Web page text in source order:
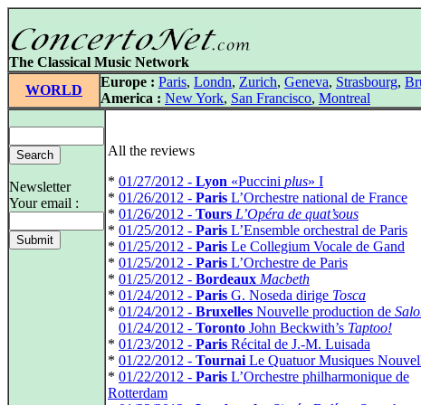
The Classical Music Network
WORLD
Europe : Paris, Londn, Zurich, Geneva, Strasbourg,
America : New York, San Francisco, Montreal
Newsletter
Your email :
All the reviews
* 01/27/2012 - Lyon «Puccini plus» I
* 01/26/2012 - Paris L’Orchestre national de France
* 01/26/2012 - Tours L’Opéra de quat’sous
* 01/25/2012 - Paris L’Ensemble orchestral de Paris
* 01/25/2012 - Paris Le Collegium Vocale de Gand
* 01/25/2012 - Paris L’Orchestre de Paris
* 01/25/2012 - Bordeaux Macbeth
* 01/24/2012 - Paris G. Noseda dirige Tosca
* 01/24/2012 - Bruxelles Nouvelle production de
01/24/2012 - Toronto John Beckwith’s Taptoo!
* 01/23/2012 - Paris Récital de J.-M. Luisada
* 01/22/2012 - Tournai Le Quatuor Musiques
* 01/22/2012 - Paris L’Orchestre philharmonique de
Rotterdam